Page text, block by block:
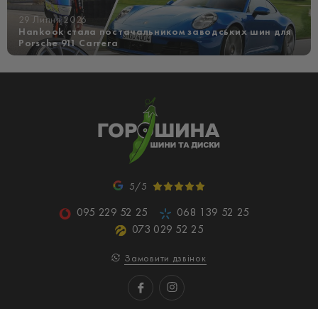
29 Липня 2026
Hankook стала постачальником заводських шин для
Porsche 911 Carrera
5/5
095 229 52 25
068 139 52 25
073 029 52 25
Замовити дзвінок